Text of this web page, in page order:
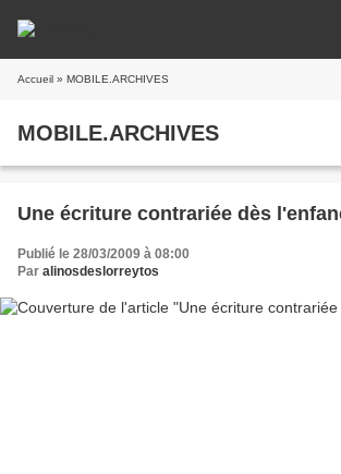
Accueil » MOBILE.ARCHIVES
MOBILE.ARCHIVES
Une écriture contrariée dès
Publié le 28/03/2009 à 08:00
Par alinosdeslorreytos